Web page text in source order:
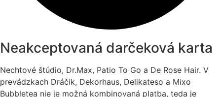
Neakceptovaná darčeková karta
Nechtové štúdio, Dr.Max, Patio To Go a De Rose Hair. V
prevádzkach Dráčik, Dekorhaus, Delikateso a Mixo
Bubbletea nie je možná kombinovaná platba, teda je